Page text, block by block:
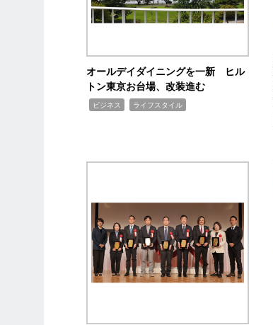
オールデイダイニングを一新 ヒル
トン東京お台場、改装進む
ビジネス ライフスタイル